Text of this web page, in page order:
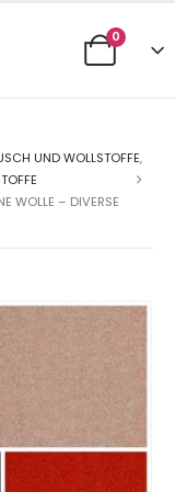
0
UND WOLLSTOFFE,
WOLLE – DIVERSE